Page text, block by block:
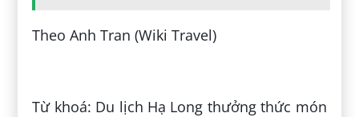
Theo Anh Tran (Wiki Travel)
Từ khoá: Du lịch Hạ Long thưởng thức món